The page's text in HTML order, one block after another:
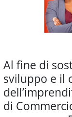
Al fine di
sviluppo e il
di